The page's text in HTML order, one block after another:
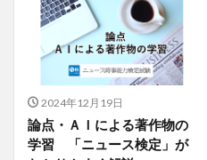
2024年12月19日
論点・ＡＩによる著作物の
学習 「ニュース検定」が